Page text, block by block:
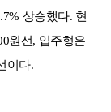
상승했다. 현
원선, 입주형은
이다.